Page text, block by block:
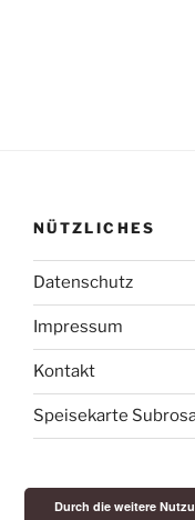
NÜTZLICHES
Datenschutz
Impressum
Kontakt
Speisekarte
Durch die weitere